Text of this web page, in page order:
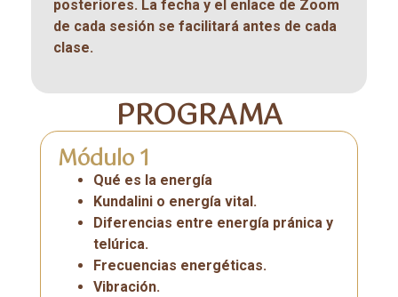
posteriores. La fecha y el enlace de Zoom
de cada sesión se facilitará antes de cada
clase.
PROGRAMA
Módulo 1
Qué es la energía
Kundalini o energía vital.
Diferencias entre energía pránica y
telúrica.
Frecuencias energéticas.
Vibración.